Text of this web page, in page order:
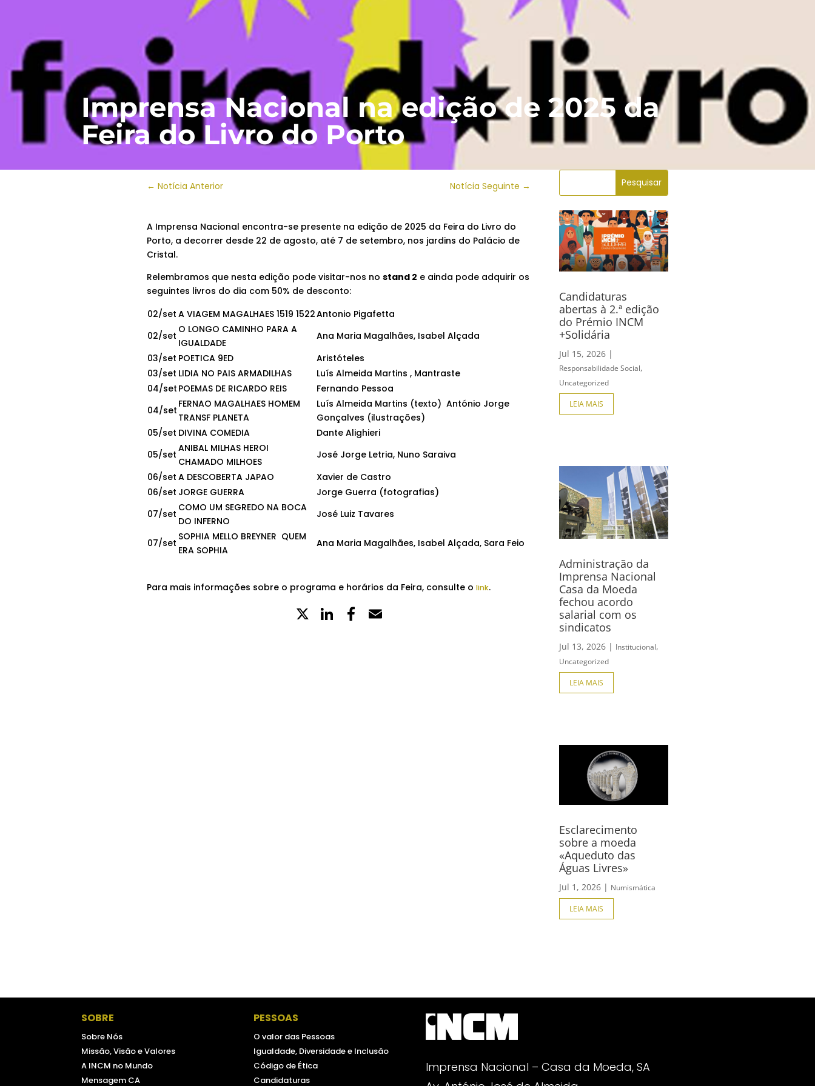
Imprensa Nacional na edição de 2025 da
Feira do Livro do Porto
← Notícia Anterior Notícia Seguinte →
A Imprensa Nacional encontra-se presente na edição de 2025 da Feira do Livro do
Porto, a decorrer desde 22 de agosto, até 7 de setembro, nos jardins do Palácio de
Cristal.
Relembramos que nesta edição pode visitar-nos no stand 2 e ainda pode adquirir os
seguintes livros do dia com 50% de desconto:
02/set A VIAGEM MAGALHAES 1519 1522Antonio Pigafetta
02/set
O LONGO CAMINHO PARA A
IGUALDADE
Ana Maria Magalhães, Isabel Alçada
03/set POETICA 9ED
Aristóteles
03/set LIDIA NO PAIS ARMADILHAS
Luís Almeida Martins , Mantraste
04/set POEMAS DE RICARDO REIS
Fernando Pessoa
04/set
FERNAO MAGALHAES HOMEM
TRANSF PLANETA
Luís Almeida Martins (texto) António Jorge
Gonçalves (ilustrações)
05/set DIVINA COMEDIA
Dante Alighieri
05/set
ANIBAL MILHAS HEROI
CHAMADO MILHOES
José Jorge Letria, Nuno Saraiva
06/set A DESCOBERTA JAPAO
Xavier de Castro
06/set JORGE GUERRA
Jorge Guerra (fotografias)
07/set
COMO UM SEGREDO NA BOCA
DO INFERNO
José Luiz Tavares
07/set
SOPHIA MELLO BREYNER QUEM
ERA SOPHIA
Ana Maria Magalhães, Isabel Alçada, Sara Feio
Para mais informações sobre o programa e horários da Feira, consulte o link.
X LinkedIn
Partilhe
Candidaturas
abertas à 2.ª edição
do Prémio INCM
+Solidária
Jul 15, 2026 |
Responsabilidade Social,
Uncategorized
LEIA MAIS
Administração da
Imprensa Nacional
Casa da Moeda
fechou acordo
salarial com os
sindicatos
Jul 13, 2026 | Institucional,
Uncategorized
LEIA MAIS
Esclarecimento
sobre a moeda
«Aqueduto das
Águas Livres»
Jul 1, 2026 | Numismática
LEIA MAIS
SOBRE
Sobre Nós
Missão, Visão e Valores
A INCM no Mundo
Mensagem CA
PESSOAS
O valor das Pessoas
Igualdade, Diversidade e Inclusão
Código de Ética
Candidaturas
Imprensa Nacional – Casa da Moeda, SA